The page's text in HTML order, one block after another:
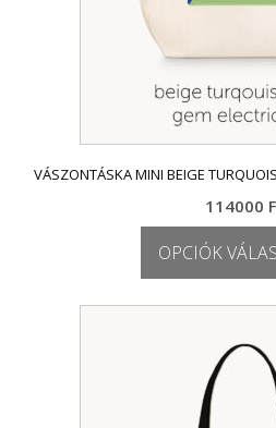
VÁSZONTÁSKA MINI BEIGE
114000
OPCIÓK
a
több